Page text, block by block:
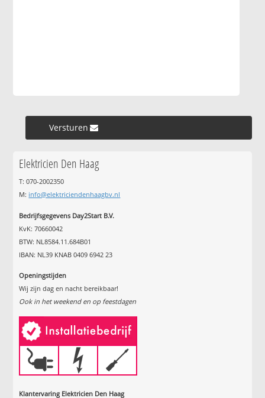
Versturen »
Elektricien Den Haag
T: 070-2002350
M: info@elektriciendenhaagbv.nl
Bedrijfsgegevens Day2Start B.V.
KvK: 70660042
BTW: NL8584.11.684B01
IBAN: NL39 KNAB 0409 6942 23
Openingstijden
Wij zijn dag en nacht bereikbaar!
Ook in het weekend en op feestdagen
Klantervaring Elektricien Den Haag